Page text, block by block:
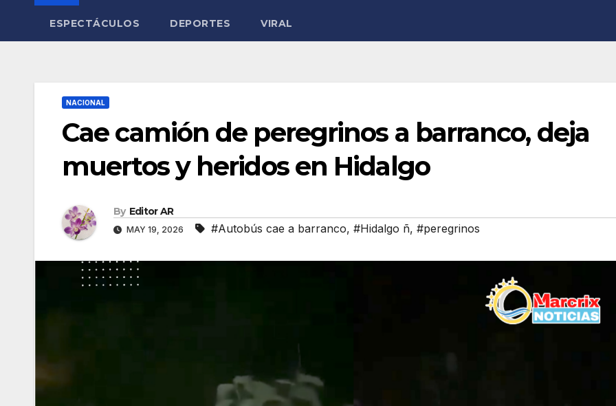
ESPECTÁCULOS DEPORTES VIRAL
NACIONAL
Cae camión de peregrinos a barranco, deja
muertos y heridos en Hidalgo
By Editor AR
MAY 19, 2026 #Autobús cae a barranco, #Hidalgo ñ, #peregrinos